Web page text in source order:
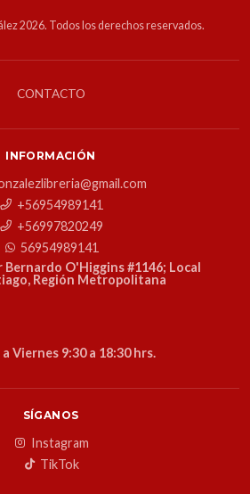
2026. Todos los derechos reservados.
CONTACTO
INFORMACIÓN
+56954989141
+56997820249
56954989141
Bernardo O'Higgins #1146; Local
Región Metropolitana
Viernes 9:30 a 18:30 hrs.
SÍGANOS
Instagram
TikTok